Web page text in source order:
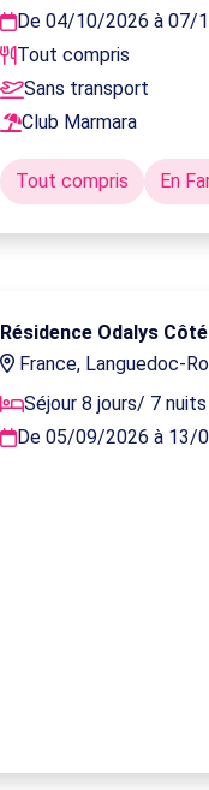
De 04/10/2026 à 07/
Tout compris
Sans transport
Club Marmara
Tout compris En
Résidence Odalys
France, Languedoc-
Séjour 8 jours/ 7 nuits
De 05/09/2026 à 13/